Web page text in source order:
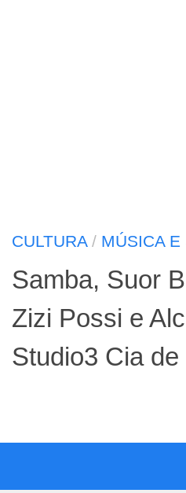
CULTURA/ MÚSICA E
Samba, Suor
Zizi Possi e
Studio3 Cia